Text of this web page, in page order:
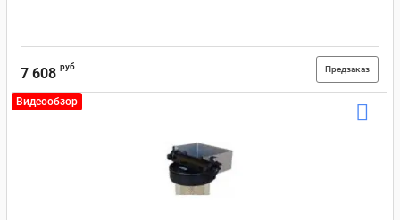
7 608 руб Предзаказ
Видеообзор